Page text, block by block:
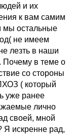
и их
к вам самим
мы остальные
не имеем
лезть в наши
в теме о
со стороны
( который
уже ранее
лично
своей, мной
Я искренне рад,